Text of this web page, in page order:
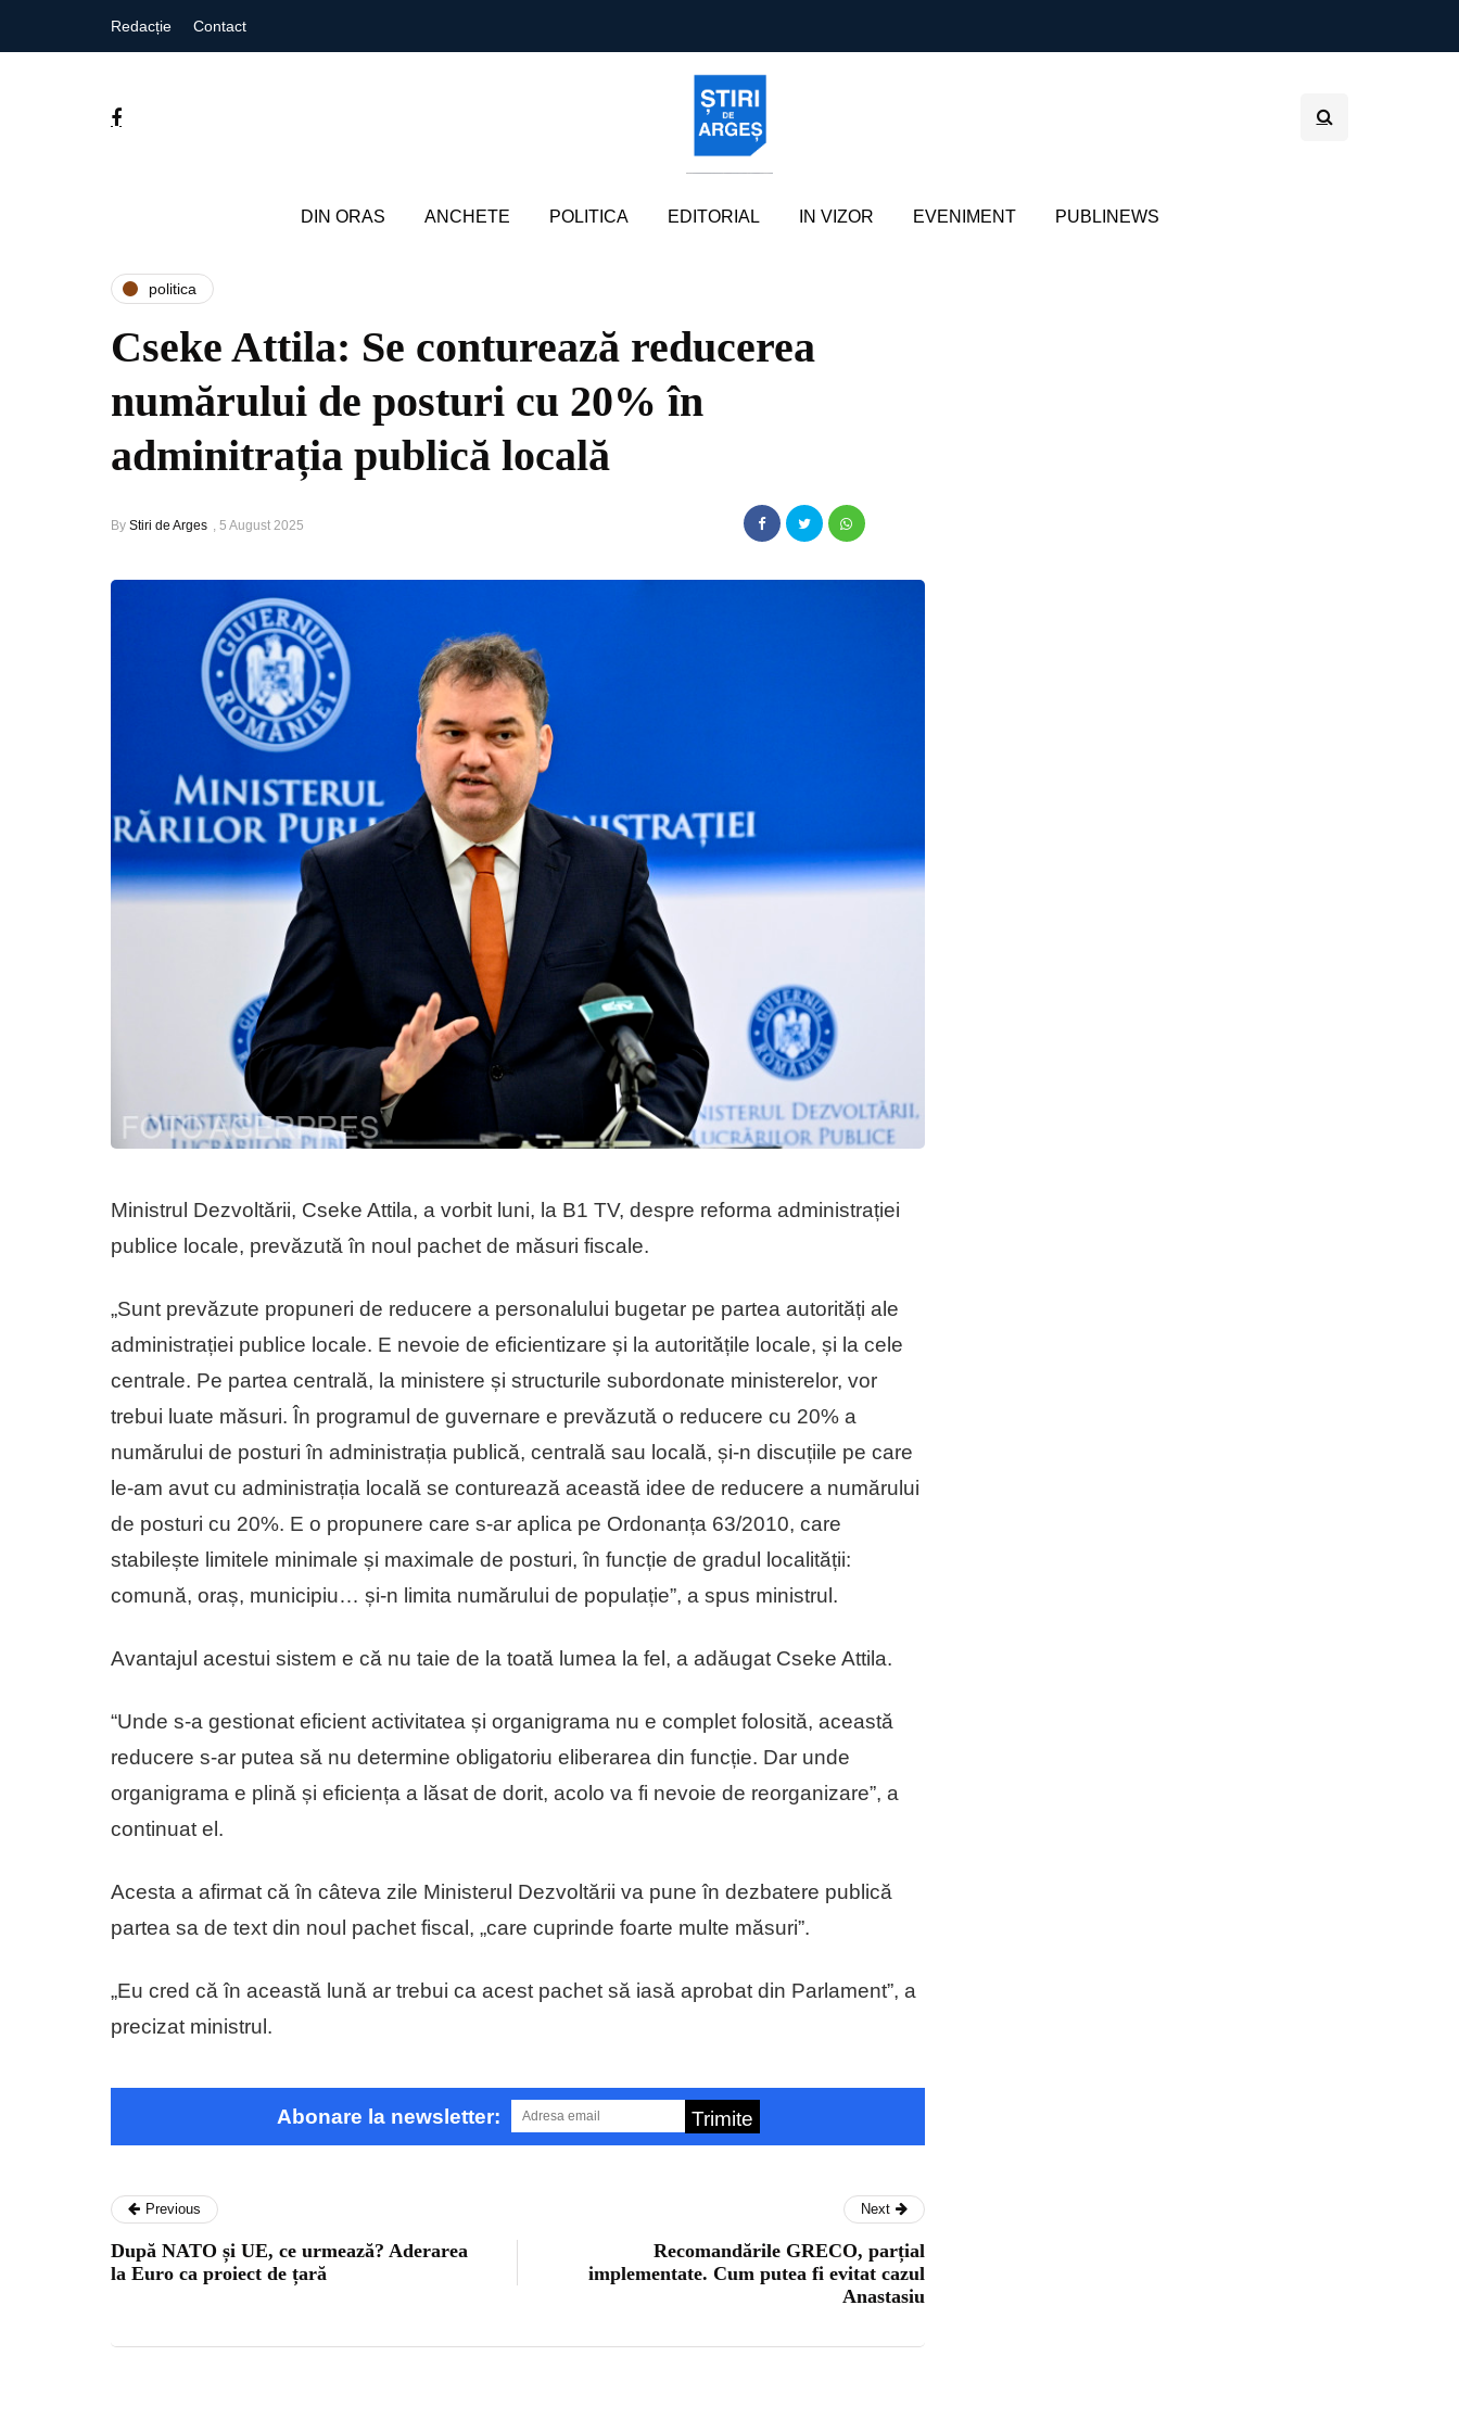
Redacție Contact
DIN ORAS ANCHETE POLITICA EDITORIAL IN VIZOR EVENIMENT PUBLINEWS
politica
Cseke Attila: Se conturează reducerea
numărului de posturi cu 20% în
adminitrația publică locală
By Stiri de Arges , 5 August 2025
Ministrul Dezvoltării, Cseke Attila, a vorbit luni, la B1 TV, despre reforma administrației
publice locale, prevăzută în noul pachet de măsuri fiscale.
„Sunt prevăzute propuneri de reducere a personalului bugetar pe partea autorități ale
administrației publice locale. E nevoie de eficientizare și la autoritățile locale, și la cele
centrale. Pe partea centrală, la ministere și structurile subordonate ministerelor, vor
trebui luate măsuri. În programul de guvernare e prevăzută o reducere cu 20% a
numărului de posturi în administrația publică, centrală sau locală, și-n discuțiile pe care
le-am avut cu administrația locală se conturează această idee de reducere a numărului
de posturi cu 20%. E o propunere care s-ar aplica pe Ordonanța 63/2010, care
stabilește limitele minimale și maximale de posturi, în funcție de gradul localității:
comună, oraș, municipiu… și-n limita numărului de populație”, a spus ministrul.
Avantajul acestui sistem e că nu taie de la toată lumea la fel, a adăugat Cseke Attila.
“Unde s-a gestionat eficient activitatea și organigrama nu e complet folosită, această
reducere s-ar putea să nu determine obligatoriu eliberarea din funcție. Dar unde
organigrama e plină și eficiența a lăsat de dorit, acolo va fi nevoie de reorganizare”, a
continuat el.
Acesta a afirmat că în câteva zile Ministerul Dezvoltării va pune în dezbatere publică
partea sa de text din noul pachet fiscal, „care cuprinde foarte multe măsuri”.
„Eu cred că în această lună ar trebui ca acest pachet să iasă aprobat din Parlament”, a
precizat ministrul.
Abonare la newsletter: Trimite
Previous
După NATO și UE, ce urmează? Aderarea
la Euro ca proiect de țară
Next
Recomandările GRECO, parțial
implementate. Cum putea fi evitat cazul
Anastasiu